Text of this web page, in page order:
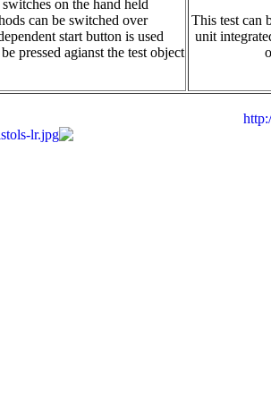
This test can
unit
on the hand held
can be switched over.
start button is used.
pressed agianst the test object